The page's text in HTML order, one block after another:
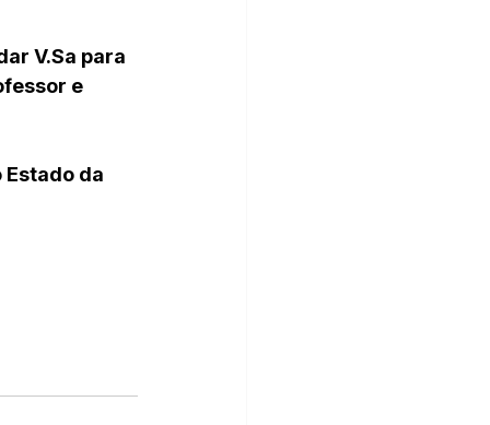
V.Sa para
e
Estado da